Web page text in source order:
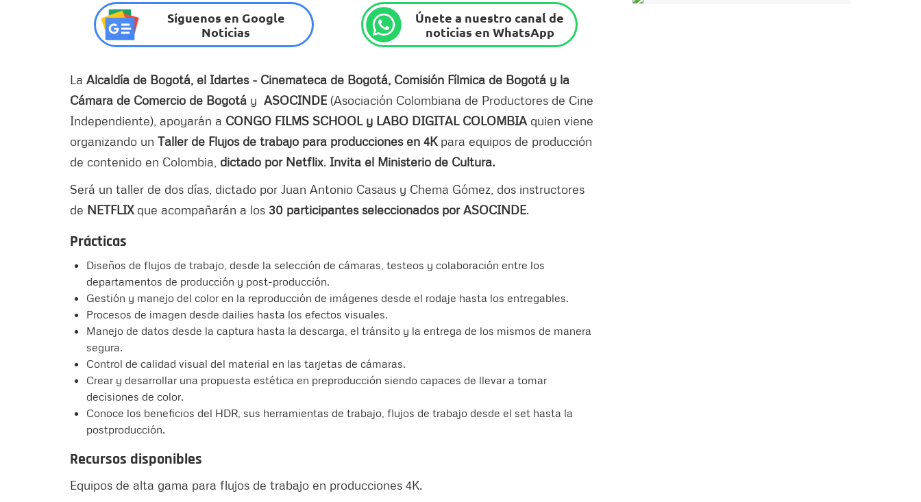
Síguenos en Google
Noticias
Únete a nuestro canal de
noticias en WhatsApp
La Alcaldía de Bogotá, el Idartes - Cinemateca de Bogotá, Comisión Fílmica de Bogotá y la
Cámara de Comercio de Bogotá y ASOCINDE (Asociación Colombiana de Productores de Cine
Independiente), apoyarán a CONGO FILMS SCHOOL y LABO DIGITAL COLOMBIA quien viene
organizando un Taller de Flujos de trabajo para producciones en 4K para equipos de producción
de contenido en Colombia, dictado por Netflix. Invita el Ministerio de Cultura.
Será un taller de dos días, dictado por Juan Antonio Casaus y Chema Gómez, dos instructores
de NETFLIXque acompañarán a los 30 participantes seleccionados por ASOCINDE.
Prácticas
Diseños de flujos de trabajo, desde la selección de cámaras, testeos y colaboración entre los
departamentos de producción y post-producción.
Gestión y manejo del color en la reproducción de imágenes desde el rodaje hasta los entregables.
Procesos de imagen desde dailies hasta los efectos visuales.
Manejo de datos desde la captura hasta la descarga, el tránsito y la entrega de los mismos de manera
segura.
Control de calidad visual del material en las tarjetas de cámaras.
Crear y desarrollar una propuesta estética en preproducción siendo capaces de llevar a tomar
decisiones de color.
Conoce los beneficios del HDR, sus herramientas de trabajo, flujos de trabajo desde el set hasta la
postproducción.
Recursos disponibles
Equipos de alta gama para flujos de trabajo en producciones 4K.